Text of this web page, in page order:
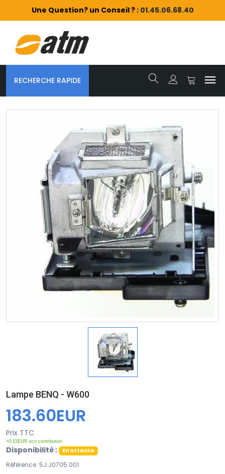
Une Question? un Conseil ? : 01.45.06.68.40
RECHERCHE RAPIDE
Lampe BENQ - W600
183.60EUR
Prix TTC
+0.15EUR eco contribution
Disponibilité : En attente
Référence: 5J.J0705.001